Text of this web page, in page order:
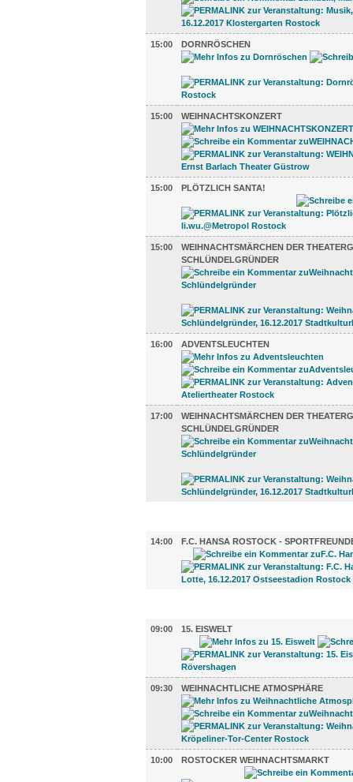
15:00 DORNRÖSCHEN
15:00 WEIHNACHTSKONZERT
15:00 PLÖTZLICH SANTA!
15:00
WEIHNACHTSMÄRCHEN DER
SCHLÜNDELGRÜNDER
16:00 ADVENTSLEUCHTEN
17:00
WEIHNACHTSMÄRCHEN DER
SCHLÜNDELGRÜNDER
14:00
F.C. HANSA ROSTOCK -
09:00
15. EISWELT
09:30 WEIHNACHTLICHE ATMOSPHÄRE
10:00 ROSTOCKER WEIHNACHTSMARKT